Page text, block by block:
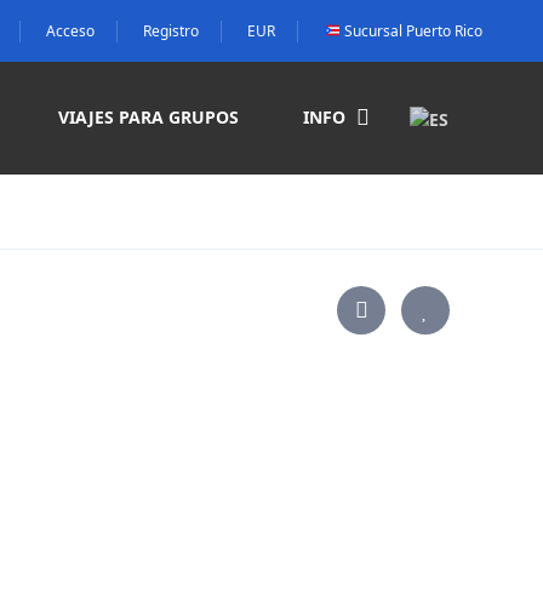
Acceso Registro EUR Sucursal Puerto Rico
VIAJES PARA GRUPOS INFO